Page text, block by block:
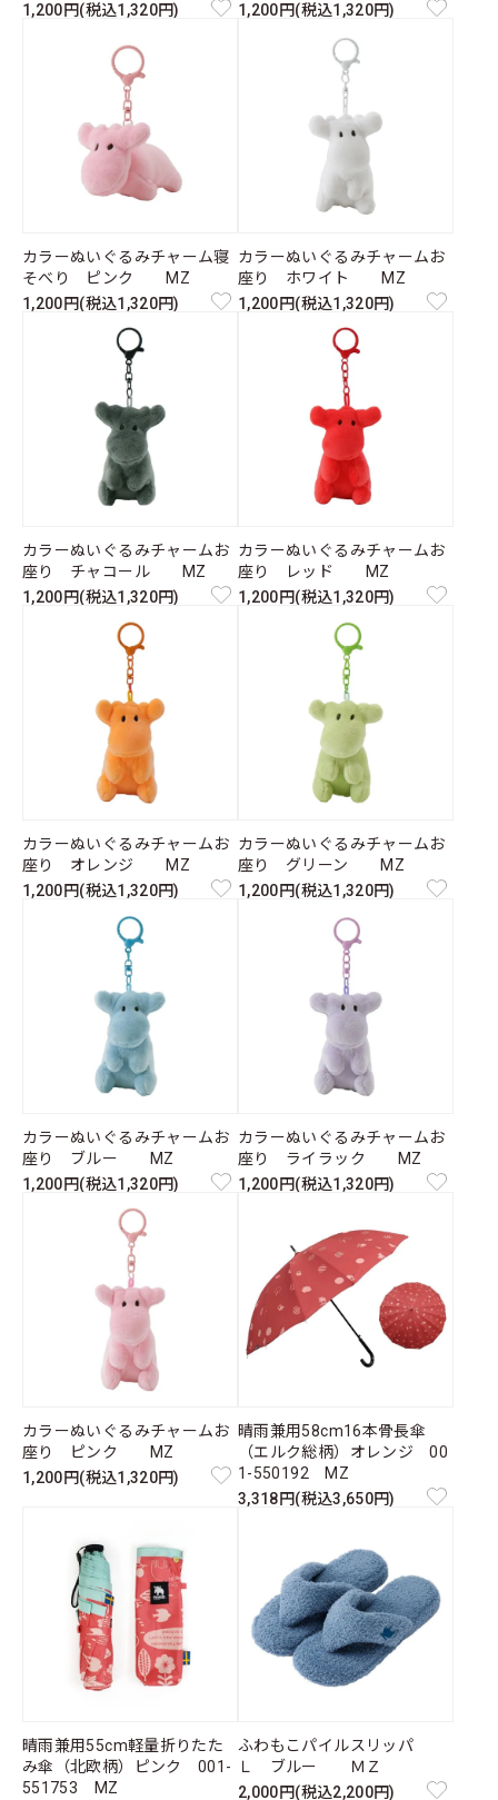
1,200円(税込1,320円)
1,200円(税込1,320円)
カラーぬいぐるみチャーム寝
そべり ピンク MZ
1,200円(税込1,320円)
カラーぬいぐるみチャームお
座り ホワイト MZ
1,200円(税込1,320円)
カラーぬいぐるみチャームお
座り チャコール MZ
1,200円(税込1,320円)
カラーぬいぐるみチャームお
座り レッド MZ
1,200円(税込1,320円)
カラーぬいぐるみチャームお
座り オレンジ MZ
1,200円(税込1,320円)
カラーぬいぐるみチャームお
座り グリーン MZ
1,200円(税込1,320円)
カラーぬいぐるみチャームお
座り ブルー MZ
1,200円(税込1,320円)
カラーぬいぐるみチャームお
座り ライラック MZ
1,200円(税込1,320円)
カラーぬいぐるみチャームお
座り ピンク MZ
1,200円(税込1,320円)
晴雨兼用58cm16本骨長傘
（エルク総柄）オレンジ 00
1-550192 MZ
3,318円(税込3,650円)
晴雨兼用55cm軽量折りたた
み傘（北欧柄）ピンク 001-
551753 MZ
ふわもこパイルスリッパ
Ｌ ブルー ＭＺ
2,000円(税込2,200円)